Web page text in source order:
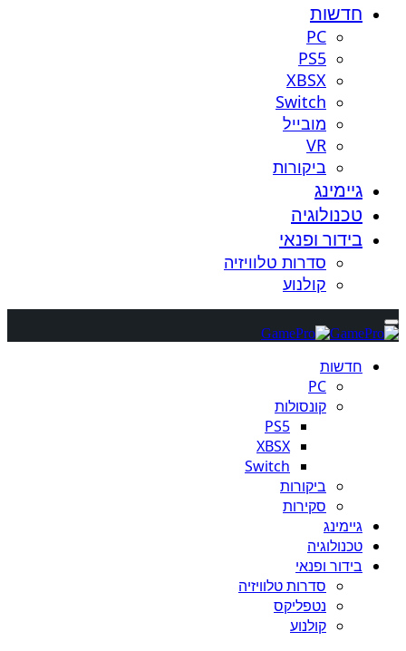
חדשות
PC
PS5
XBSX
Switch
מובייל
VR
ביקורות
גיימינג
טכנולוגיה
בידור ופנאי
סדרות טלוויזיה
קולנוע
חדשות
PC
קונסולות
PS5
XBSX
Switch
ביקורות
סקירות
גיימינג
טכנולוגיה
בידור ופנאי
סדרות טלוויזיה
נטפליקס
קולנוע